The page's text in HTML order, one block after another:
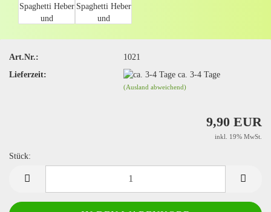
Art.Nr.:
1021
Lieferzeit:
ca. 3-4 Tage
(Ausland abweichend)
9,90 EUR
inkl. 19% MwSt.
Stück: